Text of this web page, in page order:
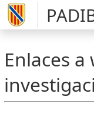
Enlaces a